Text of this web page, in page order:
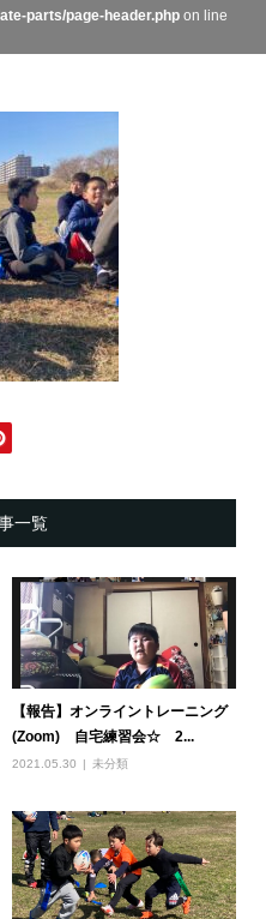
parts/page-header.phpon line
一覧
【報告】オンライントレーニング
(Zoom) 自宅練習会☆ 2...
2021.05.30 未分類